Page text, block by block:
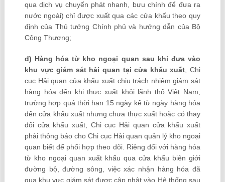
qua dịch vụ chuyển phát nhanh, bưu chính để đưa ra
nước ngoài) chỉ được xuất qua các cửa khẩu theo quy
định của Thủ tướng Chính phủ và hướng dẫn của Bộ
Công Thương;
d) Hàng hóa từ kho ngoại quan sau khi đưa vào
khu vực giám sát hải quan tại cửa khẩu xuất, Chi
cục Hải quan cửa khẩu xuất chịu trách nhiệm giám sát
hàng hóa đến khi thực xuất khỏi lãnh thổ Việt Nam,
trường hợp quá thời hạn 15 ngày kể từ ngày hàng hóa
đến cửa khẩu xuất nhưng chưa thực xuất hoặc có thay
đổi cửa khẩu xuất, Chi cục Hải quan cửa khẩu xuất
phải thông báo cho Chi cục Hải quan quản lý kho ngoại
quan biết để phối hợp theo dõi. Riêng đối với hàng hóa
từ kho ngoại quan xuất khẩu qua cửa khẩu biên giới
đường bộ, đường sông, việc xác nhận hàng hóa đã
qua khu vực giám sát được cập nhật vào Hệ thống sau